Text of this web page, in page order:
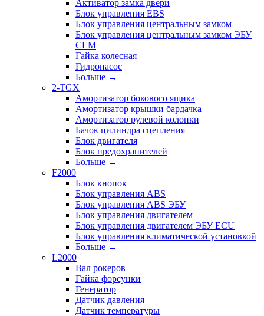
Активатор замка двери
Блок управления EBS
Блок управления центральным замком
Блок управления центральным замком ЭБУ
CLM
Гайка колесная
Гидронасос
Больше →
2-TGX
Амортизатор бокового ящика
Амортизатор крышки бардачка
Амортизатор рулевой колонки
Бачок цилиндра сцепления
Блок двигателя
Блок предохранителей
Больше →
F2000
Блок кнопок
Блок управления ABS
Блок управления ABS ЭБУ
Блок управления двигателем
Блок управления двигателем ЭБУ ECU
Блок управления климатической установкой
Больше →
L2000
Вал рокеров
Гайка форсунки
Генератор
Датчик давления
Датчик температуры